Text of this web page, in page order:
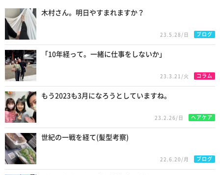
木村さん。明日やすまれますか？
23.5.28/日 ブログ
「10年経って。一緒に仕事をしないか」
23.3.21/火 コラム
もう2023も3月になろうとしていますね。
23.2.26/日 ヘアケア
世紀の一戦を経て(髪型考察)
22.6.20/月 ブログ